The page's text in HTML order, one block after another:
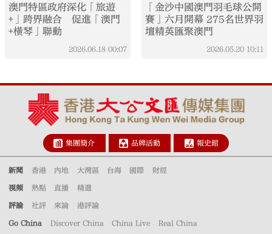
澳門特區政府深化「旅遊
+」跨界融合 促進「澳門
+橫琴」聯動
2026.06.18 00:07
「金沙中國澳門羽毛球公開
賽」六月開幕 275名世界羽
壇精英匯聚澳門
2026.05.20 10:11
集團簡介 品牌活動 報史館
新聞 香港 內地 大灣區 台海 國際 財經
視頻 熱點 直播 精選
評論 社評 來論 港評論
Go China Discover China China Live Real China